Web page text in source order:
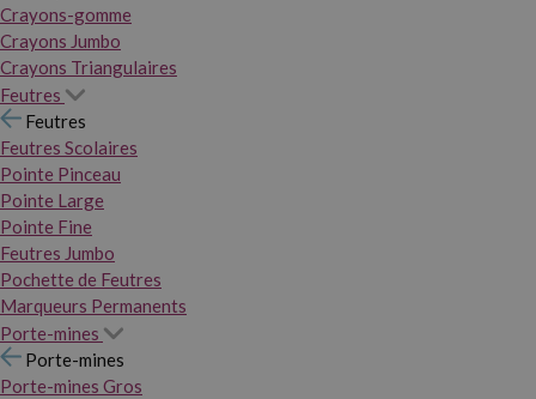
Crayons-gomme
Crayons Jumbo
Crayons Triangulaires
Feutres
Feutres
Feutres Scolaires
Pointe Pinceau
Pointe Large
Pointe Fine
Feutres Jumbo
Pochette de Feutres
Marqueurs Permanents
Porte-mines
Porte-mines
Porte-mines Gros